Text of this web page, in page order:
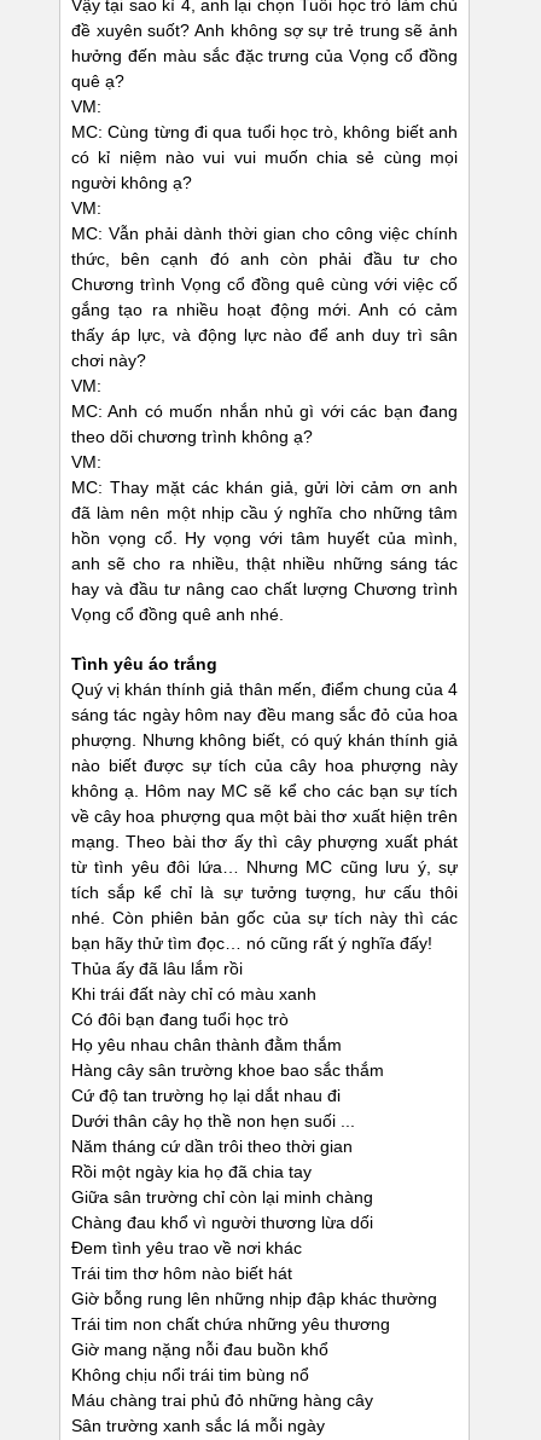
Vậy tại sao kì 4, anh lại chọn Tuổi học trò làm chủ
đề xuyên suốt? Anh không sợ sự trẻ trung sẽ ảnh
hưởng đến màu sắc đặc trưng của Vọng cổ đồng
quê ạ?
VM:
MC: Cùng từng đi qua tuổi học trò, không biết anh
có kỉ niệm nào vui vui muốn chia sẻ cùng mọi
người không ạ?
VM:
MC: Vẫn phải dành thời gian cho công việc chính
thức, bên cạnh đó anh còn phải đầu tư cho
Chương trình Vọng cổ đồng quê cùng với việc cố
gắng tạo ra nhiều hoạt động mới. Anh có cảm
thấy áp lực, và động lực nào để anh duy trì sân
chơi này?
VM:
MC: Anh có muốn nhắn nhủ gì với các bạn đang
theo dõi chương trình không ạ?
VM:
MC: Thay mặt các khán giả, gửi lời cảm ơn anh
đã làm nên một nhịp cầu ý nghĩa cho những tâm
hồn vọng cổ. Hy vọng với tâm huyết của mình,
anh sẽ cho ra nhiều, thật nhiều những sáng tác
hay và đầu tư nâng cao chất lượng Chương trình
Vọng cổ đồng quê anh nhé.
Tình yêu áo trắng
Quý vị khán thính giả thân mến, điểm chung của 4
sáng tác ngày hôm nay đều mang sắc đỏ của hoa
phượng. Nhưng không biết, có quý khán thính giả
nào biết được sự tích của cây hoa phượng này
không ạ. Hôm nay MC sẽ kể cho các bạn sự tích
về cây hoa phượng qua một bài thơ xuất hiện trên
mạng. Theo bài thơ ấy thì cây phượng xuất phát
từ tình yêu đôi lứa… Nhưng MC cũng lưu ý, sự
tích sắp kể chỉ là sự tưởng tượng, hư cấu thôi
nhé. Còn phiên bản gốc của sự tích này thì các
bạn hãy thử tìm đọc… nó cũng rất ý nghĩa đấy!
Thủa ấy đã lâu lắm rồi
Khi trái đất này chỉ có màu xanh
Có đôi bạn đang tuổi học trò
Họ yêu nhau chân thành đằm thắm
Hàng cây sân trường khoe bao sắc thắm
Cứ độ tan trường họ lại dắt nhau đi
Dưới thân cây họ thề non hẹn suối ...
Năm tháng cứ dần trôi theo thời gian
Rồi một ngày kia họ đã chia tay
Giữa sân trường chỉ còn lại minh chàng
Chàng đau khổ vì người thương lừa dối
Đem tình yêu trao về nơi khác
Trái tim thơ hôm nào biết hát
Giờ bỗng rung lên những nhịp đập khác thường
Trái tim non chất chứa những yêu thương
Giờ mang nặng nỗi đau buồn khổ
Không chịu nổi trái tim bùng nổ
Máu chàng trai phủ đỏ những hàng cây
Sân trường xanh sắc lá mỗi ngày